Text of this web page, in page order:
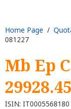
Home Page /
081227
Mb Ep
ISIN: